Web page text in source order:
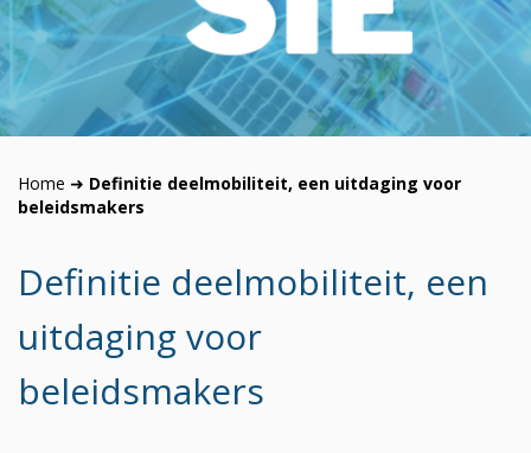
Home ➜ Definitie deelmobiliteit, een uitdaging voor
beleidsmakers
Definitie deelmobiliteit, een
uitdaging voor
beleidsmakers